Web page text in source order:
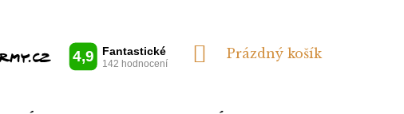
NÁKUPNÍ
Prázdný košík